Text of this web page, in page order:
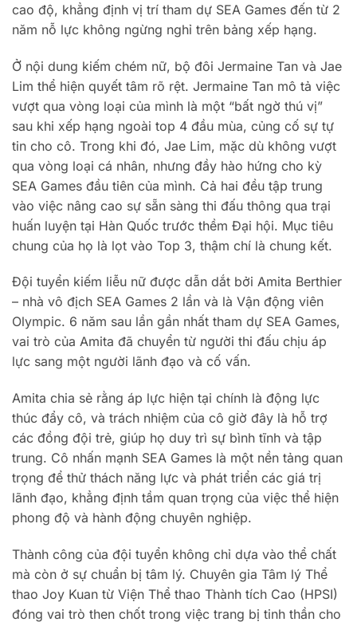
cao độ, khẳng định vị trí tham dự SEA Games đến từ 2
năm nỗ lực không ngừng nghỉ trên bảng xếp hạng.
Ở nội dung kiếm chém nữ, bộ đôi Jermaine Tan và Jae
Lim thể hiện quyết tâm rõ rệt. Jermaine Tan mô tả việc
vượt qua vòng loại của mình là một “bất ngờ thú vị”
sau khi xếp hạng ngoài top 4 đầu mùa, củng cố sự tự
tin cho cô. Trong khi đó, Jae Lim, mặc dù không vượt
qua vòng loại cá nhân, nhưng đầy hào hứng cho kỳ
SEA Games đầu tiên của mình. Cả hai đều tập trung
vào việc nâng cao sự sẵn sàng thi đấu thông qua trại
huấn luyện tại Hàn Quốc trước thềm Đại hội. Mục tiêu
chung của họ là lọt vào Top 3, thậm chí là chung kết.
Đội tuyển kiếm liễu nữ được dẫn dắt bởi Amita Berthier
– nhà vô địch SEA Games 2 lần và là Vận động viên
Olympic. 6 năm sau lần gần nhất tham dự SEA Games,
vai trò của Amita đã chuyển từ người thi đấu chịu áp
lực sang một người lãnh đạo và cố vấn.
Amita chia sẻ rằng áp lực hiện tại chính là động lực
thúc đẩy cô, và trách nhiệm của cô giờ đây là hỗ trợ
các đồng đội trẻ, giúp họ duy trì sự bình tĩnh và tập
trung. Cô nhấn mạnh SEA Games là một nền tảng quan
trọng để thử thách năng lực và phát triển các giá trị
lãnh đạo, khẳng định tầm quan trọng của việc thể hiện
phong độ và hành động chuyên nghiệp.
Thành công của đội tuyển không chỉ dựa vào thể chất
mà còn ở sự chuẩn bị tâm lý. Chuyên gia Tâm lý Thể
thao Joy Kuan từ Viện Thể thao Thành tích Cao (HPSI)
đóng vai trò then chốt trong việc trang bị tinh thần cho